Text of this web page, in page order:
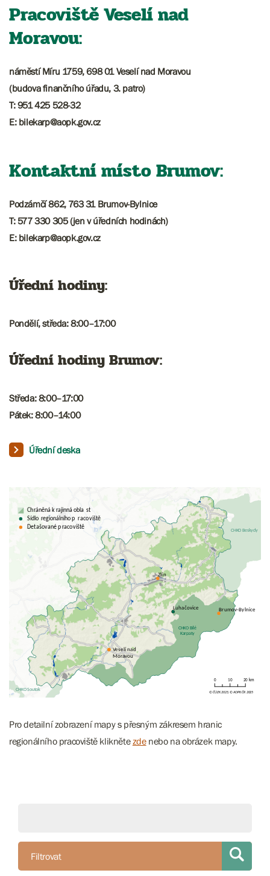
Pracoviště Veselí nad
Moravou:
náměstí Míru 1759, 698 01 Veselí nad Moravou
(budova finančního úřadu, 3. patro)
T: 951 425 528-32
E: bilekarp@aopk.gov.cz
Kontaktní místo Brumov:
Podzámčí 862, 763 31 Brumov-Bylnice
T: 577 330 305 (jen v úředních hodinách)
E: bilekarp@aopk.gov.cz
Úřední hodiny:
Pondělí, středa: 8:00–17:00
Úřední hodiny Brumov:
Středa: 8:00–17:00
Pátek: 8:00–14:00
Úřední deska
Pro detailní zobrazení mapy s přesným zákresem hranic
regionálního pracoviště kliknětezdenebo na obrázek mapy.
Filtrovat